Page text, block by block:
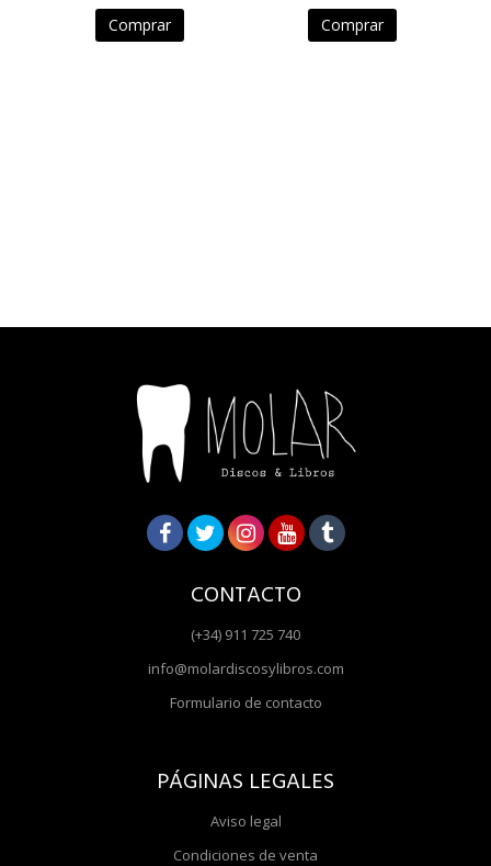
Comprar Comprar
CONTACTO
(+34) 911 725 740
info@molardiscosylibros.com
Formulario de contacto
PÁGINAS LEGALES
Aviso legal
Condiciones de venta